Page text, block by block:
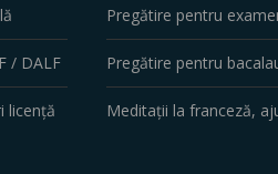
/ DALF
licență
Pregătire pentru
Pregătire pentru
Meditații la franceză,